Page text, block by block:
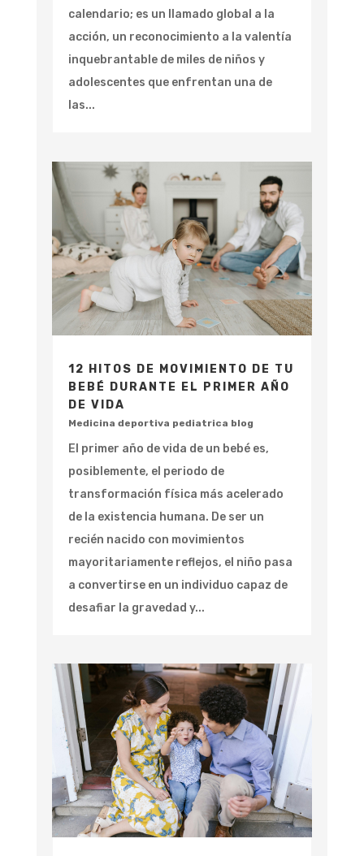
calendario; es un llamado global a la
acción, un reconocimiento a la valentía
inquebrantable de miles de niños y
adolescentes que enfrentan una de
las...
12 HITOS DE MOVIMIENTO DE TU
BEBÉ DURANTE EL PRIMER AÑO
DE VIDA
Medicina deportiva pediatrica blog
El primer año de vida de un bebé es,
posiblemente, el periodo de
transformación física más acelerado
de la existencia humana. De ser un
recién nacido con movimientos
mayoritariamente reflejos, el niño pasa
a convertirse en un individuo capaz de
desafiar la gravedad y...